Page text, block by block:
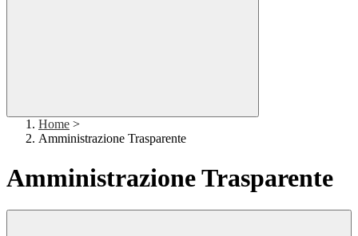
Home >
Amministrazione Trasparente
Amministrazione Trasparente